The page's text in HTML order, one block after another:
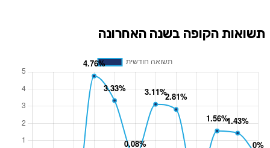
תשואות הקופה בשנה האחרונה